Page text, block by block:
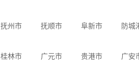
抚州市 抚顺市 阜新市 防城
桂林市 广元市 贵港市 广安